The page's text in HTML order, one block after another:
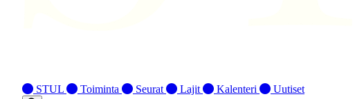
STUL Toiminta Seurat Lajit Kalenteri Uutiset